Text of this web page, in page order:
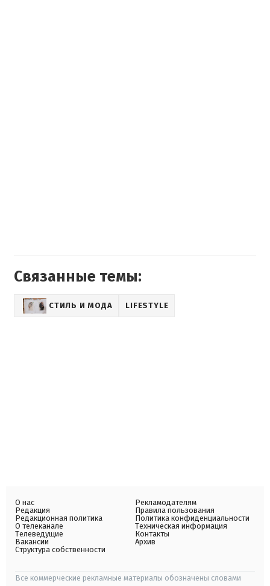
Связанные темы:
СТИЛЬ И МОДА LIFESTYLE
О нас
Редакция
Редакционная политика
О телеканале
Телеведущие
Вакансии
Структура собственности
Рекламодателям
Правила пользования
Политика конфиденциальности
Техническая информация
Контакты
Архив
Все коммерческие рекламные материалы обозначены словами